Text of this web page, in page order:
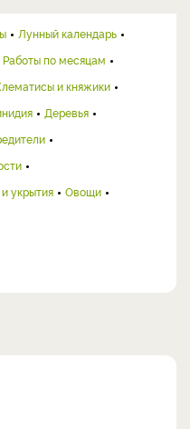
Лунный календарь
Работы по месяцам
и княжики
Деревья
укрытия
Овощи